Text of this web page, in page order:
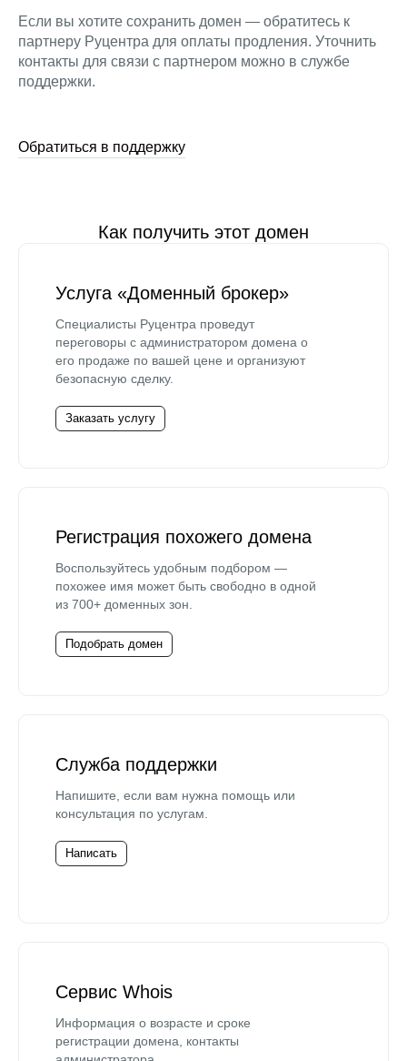
Если вы хотите сохранить домен — обратитесь к
партнеру Руцентра для оплаты продления. Уточнить
контакты для связи с партнером можно в службе
поддержки.
Обратиться в поддержку
Как получить этот домен
Услуга «Доменный брокер»
Специалисты Руцентра проведут
переговоры с администратором домена о
его продаже по вашей цене и организуют
безопасную сделку.
Заказать услугу
Регистрация похожего домена
Воспользуйтесь удобным подбором —
похожее имя может быть свободно в одной
из 700+ доменных зон.
Подобрать домен
Служба поддержки
Напишите, если вам нужна помощь или
консультация по услугам.
Написать
Сервис Whois
Информация о возрасте и сроке
регистрации домена, контакты